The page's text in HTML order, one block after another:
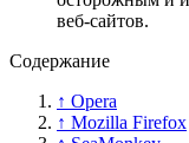
веб-сайтов.
Содержание
↑ Opera
↑ Mozilla Firefox